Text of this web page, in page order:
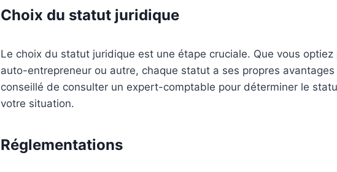
Choix du statut juridique
Le choix du statut juridique est une étape cruciale. Que vous optiez
auto-entrepreneur ou autre, chaque statut a ses propres
conseillé de consulter un expert-comptable pour déterminer le
votre situation.
Réglementations